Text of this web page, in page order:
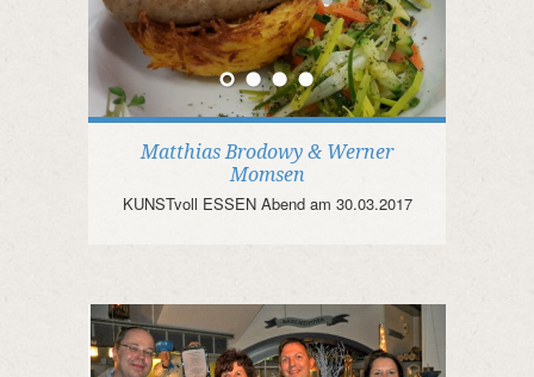
Matthias Brodowy & Werner
Momsen
KUNSTvoll ESSEN Abend am 30.03.2017